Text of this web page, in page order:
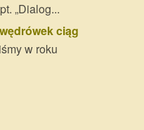
„Dialog...
ciąg
w roku